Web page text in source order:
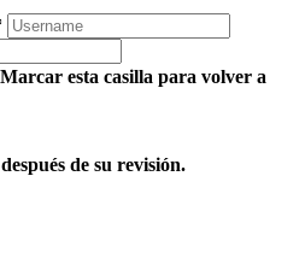
esta casilla para volver a
de su revisión.